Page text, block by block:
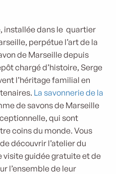
installée dans le quartier
perpétue l’art de la
de Marseille depuis
chargé d’histoire, Serge
l’héritage familial en
La savonnerie de la
de savons de Marseille
qui sont
coins du monde. Vous
découvrir l’atelier du
visite guidée gratuite et de
l’ensemble de leur